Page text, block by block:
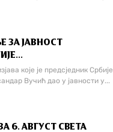
ЗА ЈАВНОСТ
које је предсједник Србије
Вучић дао у јавности у...
6. АВГУСТ СВЕТА